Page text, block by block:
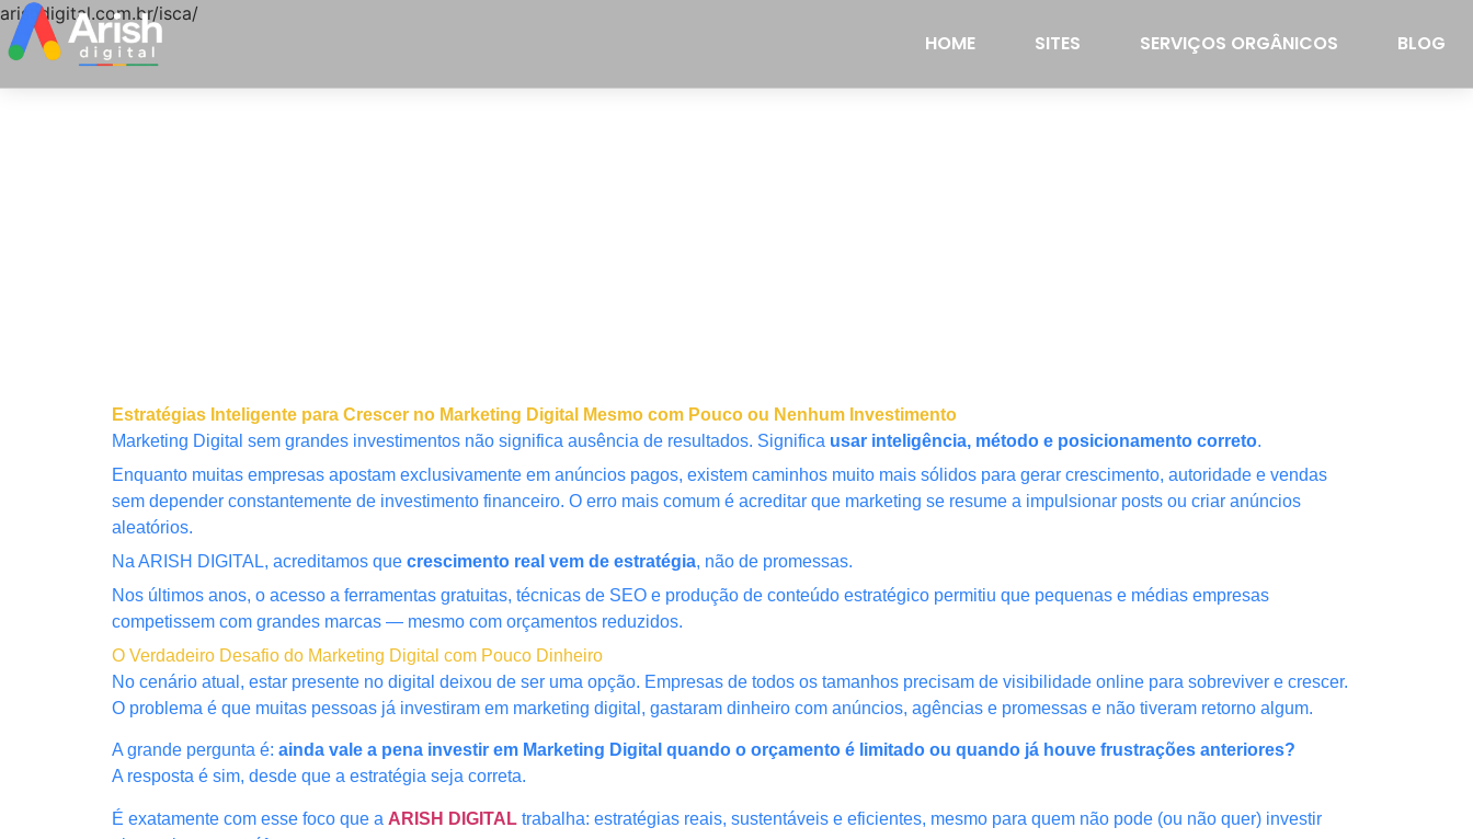
arishdigital.com.br/isca/
HOME SITES SERVIÇOS ORGÂNICOS BLOG
Estratégias Inteligente para Crescer no Marketing Digital Mesmo com Pouco ou Nenhum Investimento
Marketing Digital sem grandes investimentos não significa ausência de resultados. Significa usar inteligência, método e posicionamento correto.
Enquanto muitas empresas apostam exclusivamente em anúncios pagos, existem caminhos muito mais sólidos para gerar crescimento, autoridade e vendas
sem depender constantemente de investimento financeiro. O erro mais comum é acreditar que marketing se resume a impulsionar posts ou criar anúncios
aleatórios.
Na ARISH DIGITAL, acreditamos que crescimento real vem de estratégia, não de promessas.
Nos últimos anos, o acesso a ferramentas gratuitas, técnicas de SEO e produção de conteúdo estratégico permitiu que pequenas e médias empresas
competissem com grandes marcas — mesmo com orçamentos reduzidos.
O Verdadeiro Desafio do Marketing Digital com Pouco Dinheiro
No cenário atual, estar presente no digital deixou de ser uma opção. Empresas de todos os tamanhos precisam de visibilidade online para sobreviver e crescer.
O problema é que muitas pessoas já investiram em marketing digital, gastaram dinheiro com anúncios, agências e promessas e não tiveram retorno algum.
A grande pergunta é: ainda vale a pena investir em Marketing Digital quando o orçamento é limitado ou quando já houve frustrações anteriores?
A resposta é sim, desde que a estratégia seja correta.
É exatamente com esse foco que a ARISH DIGITAL trabalha: estratégias reais, sustentáveis e eficientes, mesmo para quem não pode (ou não quer) investir